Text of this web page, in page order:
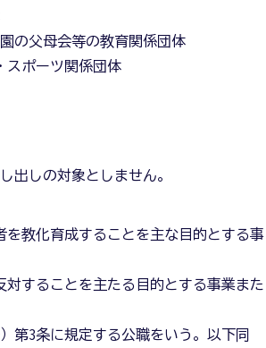
の父母会等の教育関係団体
スポーツ関係団体
出しの対象としません。
教化育成することを主な目的とする事
することを主たる目的とする事業また
第3条に規定する公職をいう。以下同